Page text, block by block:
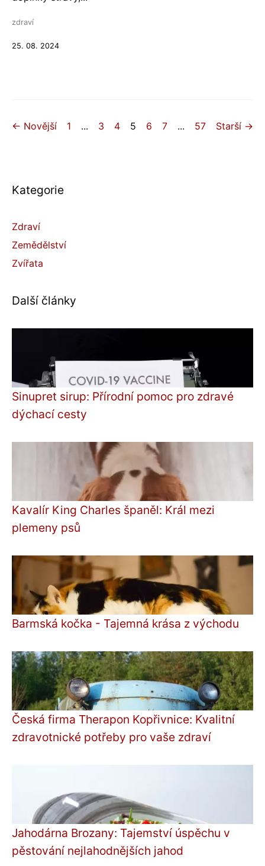
zdraví
25. 08. 2024
← Novější 1 ... 3 4 5 6 7 ... 57 Starší →
Kategorie
Zdraví
Zemědělství
Zvířata
Další články
Sinupret sirup: Přírodní pomoc pro zdravé
dýchací cesty
Kavalír King Charles španěl: Král mezi
plemeny psů
Barmská kočka - Tajemná krása z východu
Česká firma Therapon Kopřivnice: Kvalitní
zdravotnické potřeby pro vaše zdraví
Jahodárna Brozany: Tajemství úspěchu v
pěstování nejlahodnějších jahod